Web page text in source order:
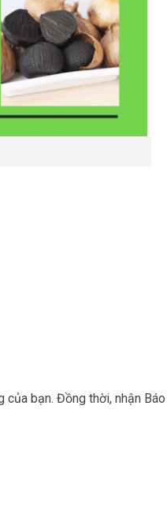
bạn. Đồng thời, nhận Báo